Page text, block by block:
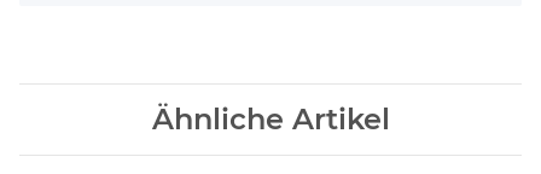
Ähnliche Artikel